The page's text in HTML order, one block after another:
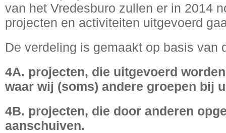
van het Vredesburo zullen er in 2014
projecten en activiteiten uitgevoerd
De verdeling is gemaakt op basis van
4A. projecten, die uitgevoerd
waar wij (soms) andere groepen bij
4B. projecten, die door anderen
aanschuiven.